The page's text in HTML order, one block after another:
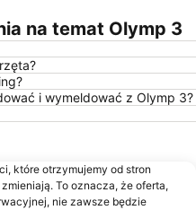
Plaża Mielno
Pogorzelica
Pustkowo
Mielenko
Niechorze
Mrzeżyno
na temat Olymp 3
i wymeldować z Olymp 3?
które otrzymujemy od stron
To oznacza, że oferta,
nie zawsze będzie